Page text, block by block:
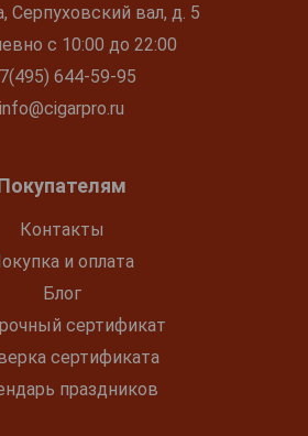
Серпуховский вал, д. 5
с 10:00 до 22:00
644-59-95
info@cigarpro.ru
Контакты
и оплата
Блог
сертификат
сертификата
праздников